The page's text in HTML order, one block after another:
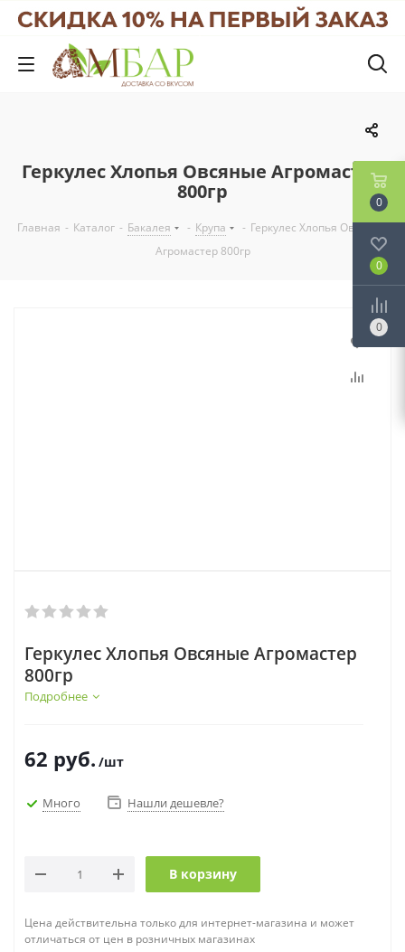
Геркулес Хлопья Овсяные Агромастер
800гр
Главная - Каталог - Бакалея - Крупа - Геркулес Хлопья Овсяные
Агромастер 800гр
Геркулес Хлопья Овсяные Агромастер
800гр
Подробнее
62 руб. /шт
Много Нашли дешевле?
В корзину
Цена действительна только для интернет-магазина и может
отличаться от цен в розничных магазинах
0
0
0